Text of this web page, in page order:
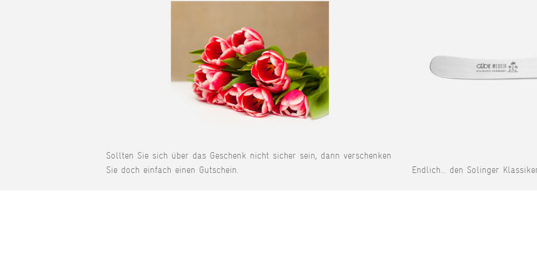
Sollten Sie sich über das Geschenk nicht sicher sein, dann verschenken
Sie doch einfach einen Gutschein.
Endlich... den Solinger